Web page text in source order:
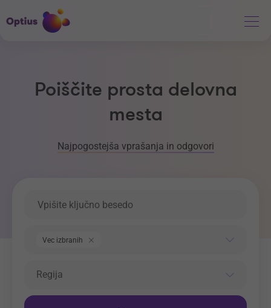
Poiščite prosta delovna
mesta
Najpogostejša vprašanja in odgovori
Vec izbranih
Regija